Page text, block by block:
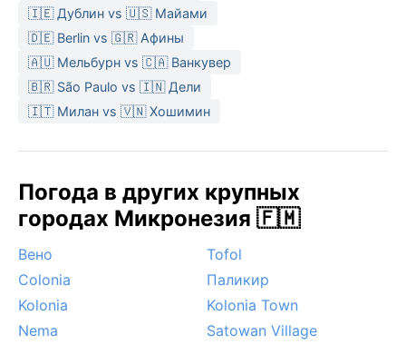
🇮🇪 Дублин vs 🇺🇸 Майами
🇩🇪 Berlin vs 🇬🇷 Афины
🇦🇺 Мельбурн vs 🇨🇦 Ванкувер
🇧🇷 São Paulo vs 🇮🇳 Дели
🇮🇹 Милан vs 🇻🇳 Хошимин
Погода в других крупных
городах Микронезия 🇫🇲
Вено
Tofol
Colonia
Паликир
Kolonia
Kolonia Town
Nema
Satowan Village